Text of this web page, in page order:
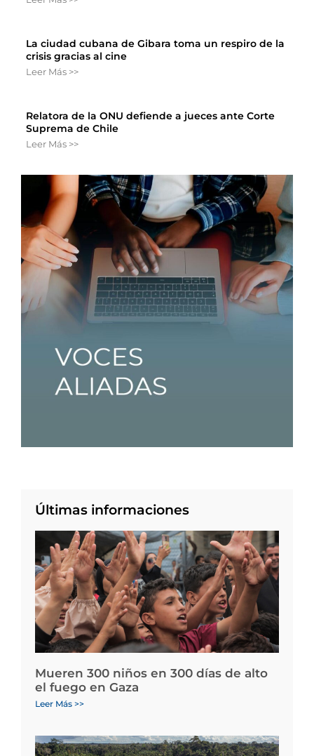
La ciudad cubana de Gibara toma un respiro de la
crisis gracias al cine
Leer Más >>
Relatora de la ONU defiende a jueces ante Corte
Suprema de Chile
Leer Más >>
Últimas informaciones
Mueren 300 niños en 300 días de alto
el fuego en Gaza
Leer Más >>